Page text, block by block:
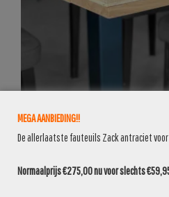
MEGA AANBIEDING!!
De allerlaatste fauteuils Zack antraciet
Normaalprijs €275,00 nu voor slechts